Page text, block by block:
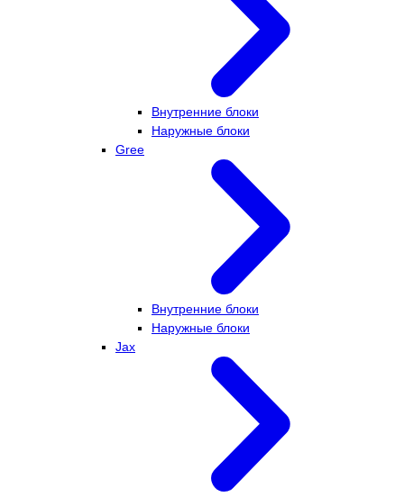
Внутренние блоки
Наружные блоки
Gree
Внутренние блоки
Наружные блоки
Jax